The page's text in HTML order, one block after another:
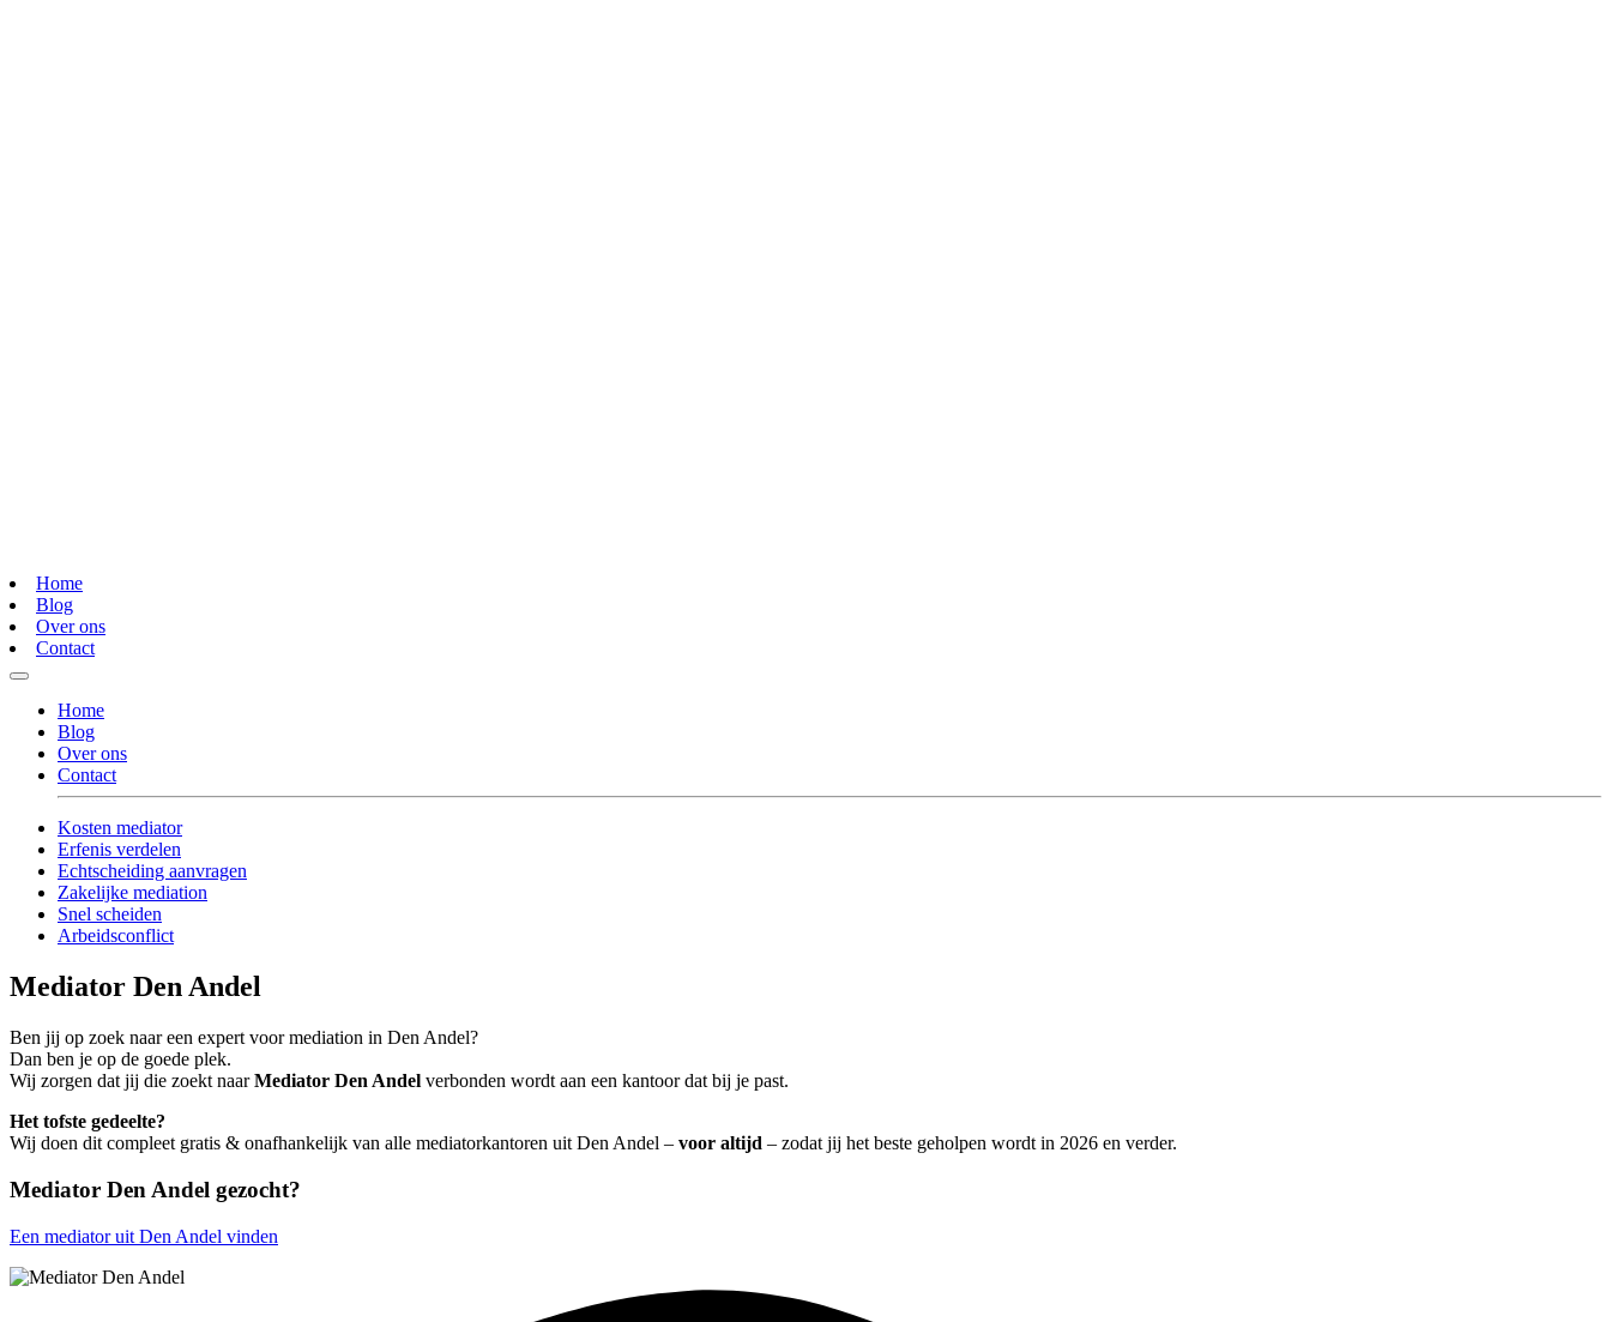
Home
Blog
Over ons
Contact
Home
Blog
Over ons
Contact
Kosten mediator
Erfenis verdelen
Echtscheiding aanvragen
Zakelijke mediation
Snel scheiden
Arbeidsconflict
Mediator Den Andel
Ben jij op zoek naar een expert voor mediation in Den Andel?
Dan ben je op de goede plek.
Wij zorgen dat jij die zoekt naarMediator Den Andel verbonden wordt aan een kantoor dat bij je past.
Het tofste gedeelte?
Wij doen dit compleet gratis & onafhankelijk van alle mediatorkantoren uit Den Andel – voor altijd – zodat jij het beste geholpen wordt in 2026 en verder.
Mediator Den Andel gezocht?
Een mediator uit Den Andel vinden